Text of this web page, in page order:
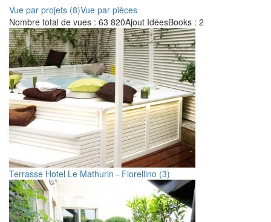
Vue par projets (8)Vue par pièces
Nombre total de vues : 63 820Ajout IdéesBooks : 2
Terrasse Hotel Le Mathurin - Fiorellino (3)